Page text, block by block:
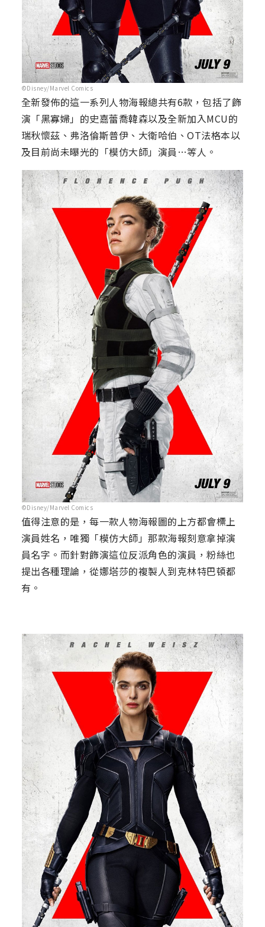
©Disney/Marvel Comics
全新發佈的這一系列人物海報總共有6款，包括了飾
演「黑寡婦」的史嘉蕾喬韓森以及全新加入MCU的
瑞秋懷茲、弗洛倫斯普伊、大衛哈伯、OT法格本以
及目前尚未曝光的「模仿大師」演員…等人。
©Disney/Marvel Comics
值得注意的是，每一款人物海報圖的上方都會標上
演員姓名，唯獨「模仿大師」那款海報刻意拿掉演
員名字。而針對飾演這位反派角色的演員，粉絲也
提出各種理論，從娜塔莎的複製人到克林特巴頓都
有。